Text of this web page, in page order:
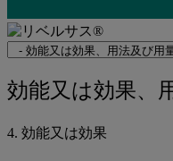
Navigate
関
連
ー
効
又
効能又は効果、
4. 効能又は効果